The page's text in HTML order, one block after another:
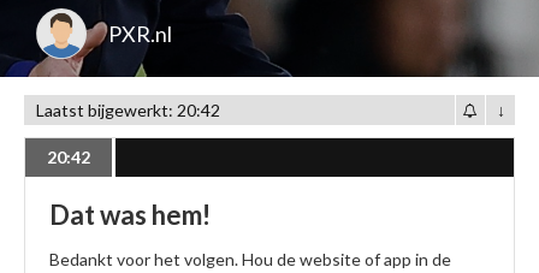
PXR.nl
Laatst bijgewerkt: 20:42 ↓
20:42
Dat was hem!
Bedankt voor het volgen. Hou de website of app in de